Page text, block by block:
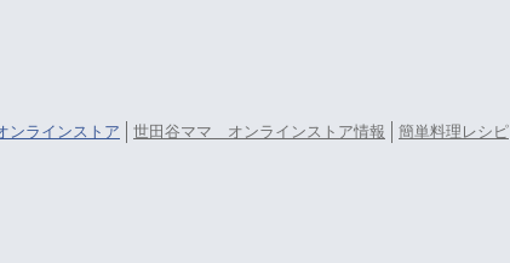
ンラインストア 世田谷ママ オンラインストア情報 簡単料理レシピ